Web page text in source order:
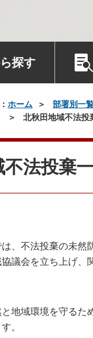
探す
ホーム 部署別一
北秋田地域不法投
法投棄
、不法投棄の未然
議会を立ち上げ、
地域環境を守るた
。